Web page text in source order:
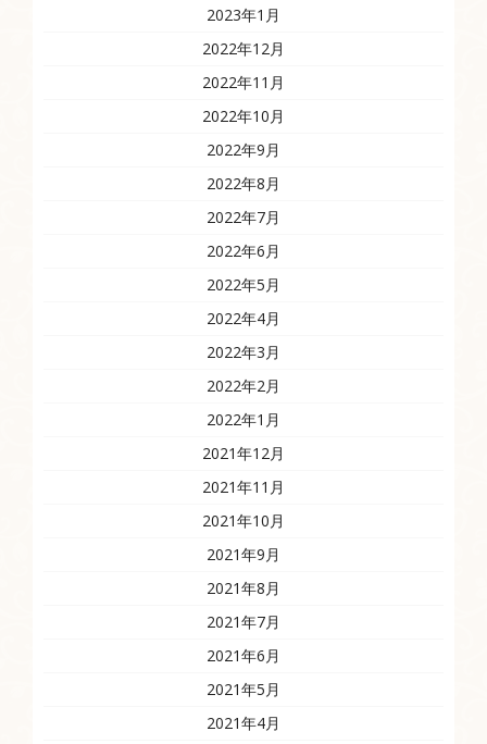
2023年1月
2022年12月
2022年11月
2022年10月
2022年9月
2022年8月
2022年7月
2022年6月
2022年5月
2022年4月
2022年3月
2022年2月
2022年1月
2021年12月
2021年11月
2021年10月
2021年9月
2021年8月
2021年7月
2021年6月
2021年5月
2021年4月